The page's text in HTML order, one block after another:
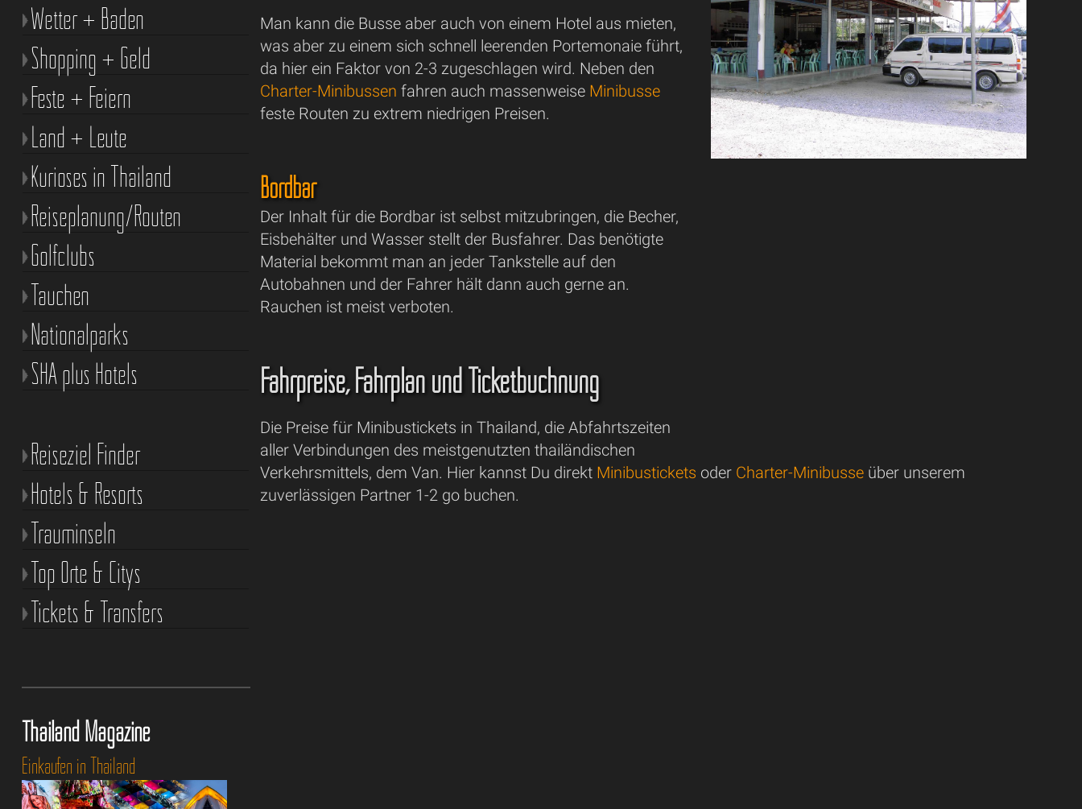
Man kann die Busse aber auch von einem Hotel aus mieten,
was aber zu einem sich schnell leerenden Portemonaie führt,
da hier ein Faktor von 2-3 zugeschlagen wird. Neben den
Charter-Minibussen fahren auch massenweise Minibusse
feste Routen zu extrem niedrigen Preisen.
Bordbar
Der Inhalt für die Bordbar ist selbst mitzubringen, die Becher,
Eisbehälter und Wasser stellt der Busfahrer. Das benötigte
Material bekommt man an jeder Tankstelle auf den
Autobahnen und der Fahrer hält dann auch gerne an.
Rauchen ist meist verboten.
Fahrpreise, Fahrplan und Ticketbuchnung
Die Preise für Minibustickets in Thailand, die Abfahrtszeiten
aller Verbindungen des meistgenutzten thailändischen
Verkehrsmittels, dem Van. Hier kannst Du direkt Minibustickets oder Charter-Minibusse über unserem
zuverlässigen Partner 1-2 go buchen.
Wetter + Baden
Shopping + Geld
Feste + Feiern
Land + Leute
Kurioses in Thailand
Reiseplanung/Routen
Golfclubs
Tauchen
Nationalparks
SHA plus Hotels
Reiseziel Finder
Hotels & Resorts
Trauminseln
Top Orte & Citys
Tickets & Transfers
Thailand Magazine
Einkaufen in Thailand